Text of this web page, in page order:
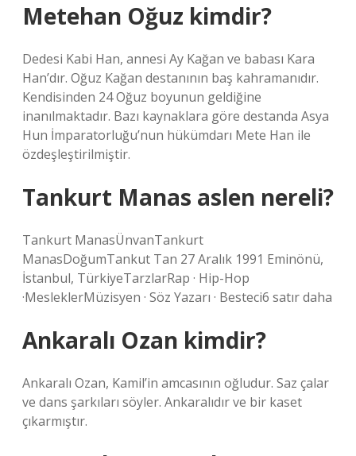
Metehan Oğuz kimdir?
Dedesi Kabi Han, annesi Ay Kağan ve babası Kara
Han’dır. Oğuz Kağan destanının baş kahramanıdır.
Kendisinden 24 Oğuz boyunun geldiğine
inanılmaktadır. Bazı kaynaklara göre destanda Asya
Hun İmparatorluğu’nun hükümdarı Mete Han ile
özdeşleştirilmiştir.
Tankurt Manas aslen nereli?
Tankurt ManasÜnvanTankurt
ManasDoğumTankut Tan 27 Aralık 1991 Eminönü,
İstanbul, TürkiyeTarzlarRap · Hip-Hop
·MesleklerMüzisyen · Söz Yazarı · Besteci6 satır daha
Ankaralı Ozan kimdir?
Ankaralı Ozan, Kamil’in amcasının oğludur. Saz çalar
ve dans şarkıları söyler. Ankaralıdır ve bir kaset
çıkarmıştır.